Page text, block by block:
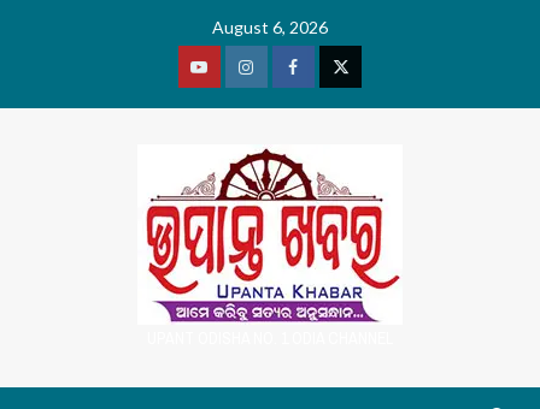
August 6, 2026
YoutubeVimeoFacebookTwitter